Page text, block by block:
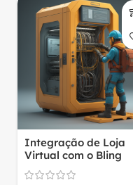
Loja Virtual Pronta na
Plataforma Magento